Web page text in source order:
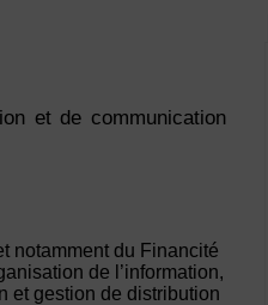
et de communication
notamment du Financité
de l’information,
et gestion de distribution